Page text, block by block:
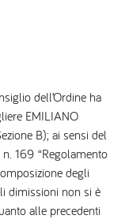
dell’Ordine ha
EMILIANO
B); ai sensi del
169 “Regolamento
degli
dimissioni non si è
alle precedenti